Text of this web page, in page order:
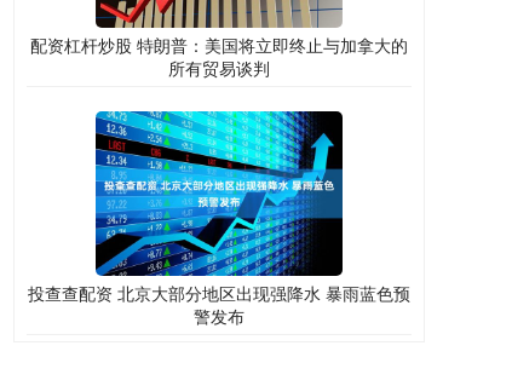
配资杠杆炒股 特朗普：美国将立即终止与加拿大的
所有贸易谈判
投查查配资 北京大部分地区出现强降水 暴雨蓝色预
警发布